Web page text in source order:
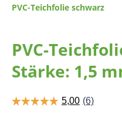
PVC-Teichfolie schwarz
PVC-
Stärke: 1,5